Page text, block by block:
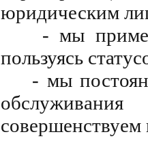
юридическим
- мы
пользуясь
- мы